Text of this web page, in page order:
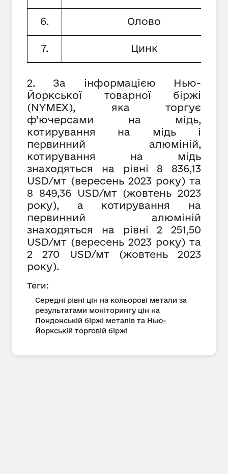
6. Олово
7. Цинк
2. За інформацією Нью-
Йоркської товарної біржі
(NYMEX), яка торгує
ф’ючерсами на мідь,
котирування на мідь і
первинний алюміній,
котирування на мідь
знаходяться на рівні 8 836,13
USD/мт (вересень 2023 року) та
8 849,36 USD/мт (жовтень 2023
року), а котирування на
первинний алюміній
знаходяться на рівні 2 251,50
USD/мт (вересень 2023 року) та
2 270 USD/мт (жовтень 2023
року).
Теги:
Середні рівні цін на кольорові метали за
результатами моніторингу цін на
Лондонській біржі металів та Нью-
Йоркській торговій біржі